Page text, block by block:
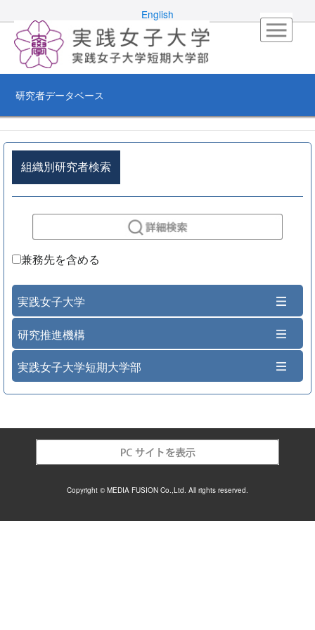
English
研究者データベース
組織別研究者検索
兼務先を含める
実践女子大学
研究推進機構
実践女子大学短期大学部
Copyright © MEDIA FUSION Co.,Ltd. All rights reserved.